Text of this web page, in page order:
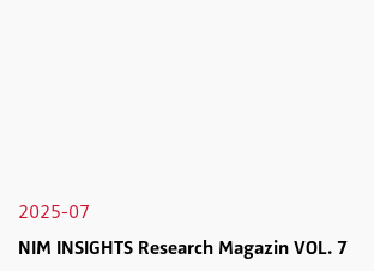
2025-07
NIM INSIGHTS Research Magazin VOL. 7